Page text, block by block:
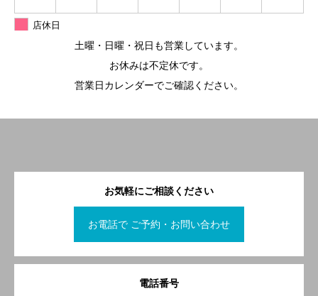
店休日
土曜・日曜・祝日も営業しています。
お休みは不定休です。
営業日カレンダーでご確認ください。
お気軽にご相談ください
お電話で ご予約・お問い合わせ
電話番号